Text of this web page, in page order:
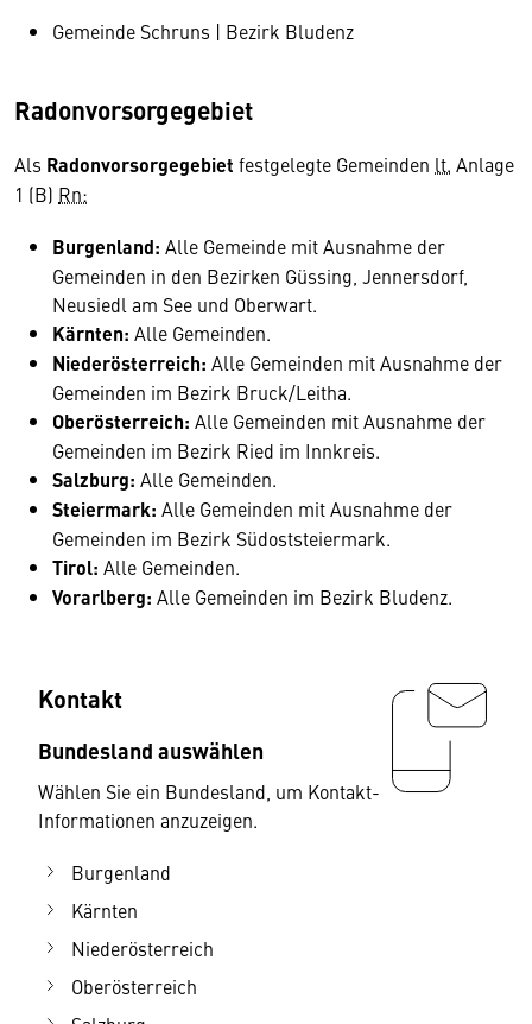
Gemeinde Schruns | Bezirk Bludenz
Radonvorsorgegebiet
Als Radonvorsorgegebiet festgelegte Gemeinden lt. Anlage
1 (B) Rn:
Burgenland: Alle Gemeinde mit Ausnahme der
Gemeinden in den Bezirken Güssing, Jennersdorf,
Neusiedl am See und Oberwart.
Kärnten: Alle Gemeinden.
Niederösterreich: Alle Gemeinden mit Ausnahme der
Gemeinden im Bezirk Bruck/Leitha.
Oberösterreich: Alle Gemeinden mit Ausnahme der
Gemeinden im Bezirk Ried im Innkreis.
Salzburg: Alle Gemeinden.
Steiermark: Alle Gemeinden mit Ausnahme der
Gemeinden im Bezirk Südoststeiermark.
Tirol: Alle Gemeinden.
Vorarlberg: Alle Gemeinden im Bezirk Bludenz.
Kontakt
Bundesland auswählen
Wählen Sie ein Bundesland, um Kontakt-
Informationen anzuzeigen.
Burgenland
Kärnten
Niederösterreich
Oberösterreich